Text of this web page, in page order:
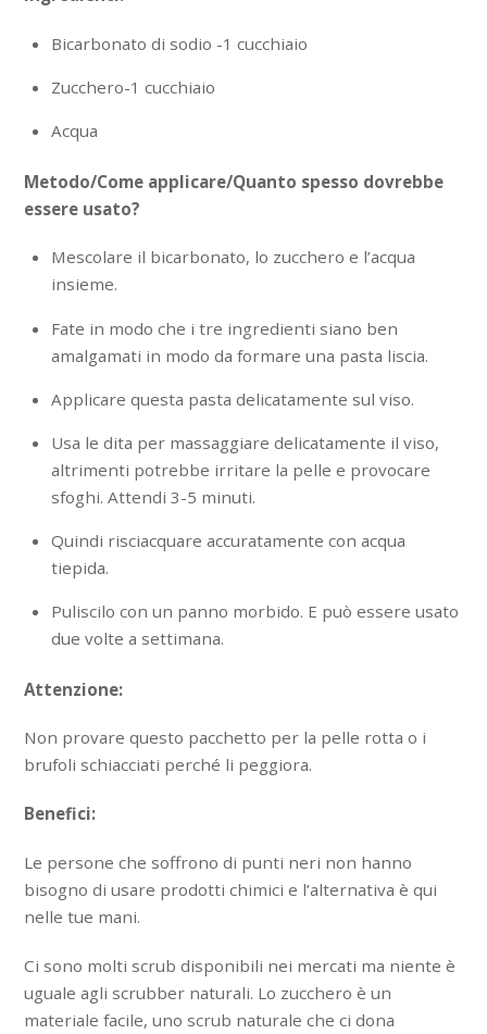
Bicarbonato di sodio -1 cucchiaio
Zucchero-1 cucchiaio
Acqua
Metodo/Come applicare/Quanto spesso dovrebbe
essere usato?
Mescolare il bicarbonato, lo zucchero e l’acqua
insieme.
Fate in modo che i tre ingredienti siano ben
amalgamati in modo da formare una pasta liscia.
Applicare questa pasta delicatamente sul viso.
Usa le dita per massaggiare delicatamente il viso,
altrimenti potrebbe irritare la pelle e provocare
sfoghi. Attendi 3-5 minuti.
Quindi risciacquare accuratamente con acqua
tiepida.
Puliscilo con un panno morbido. E può essere usato
due volte a settimana.
Attenzione:
Non provare questo pacchetto per la pelle rotta o i
brufoli schiacciati perché li peggiora.
Benefici:
Le persone che soffrono di punti neri non hanno
bisogno di usare prodotti chimici e l’alternativa è qui
nelle tue mani.
Ci sono molti scrub disponibili nei mercati ma niente è
uguale agli scrubber naturali. Lo zucchero è un
materiale facile, uno scrub naturale che ci dona